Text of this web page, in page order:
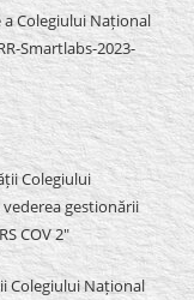
Colegiului Național
Smartlabs-2023-
Colegiului
gestionării
COV 2″
Colegiului Național